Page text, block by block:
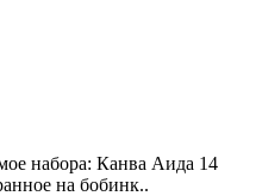
набора: Канва Аида 14
на бобинк..